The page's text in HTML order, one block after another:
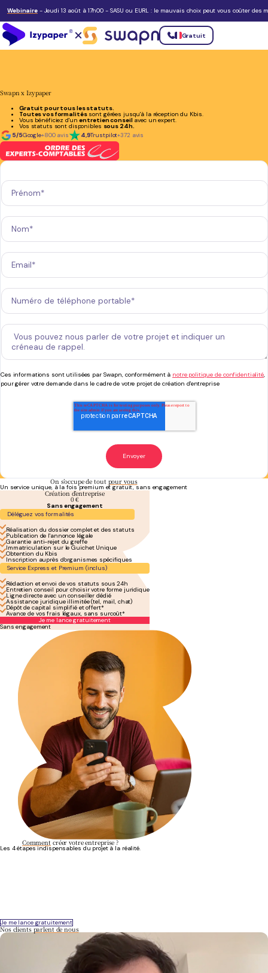
Webinaire- Jeudi 13 août à 17h00 - SASU ou EURL : le mauvais choix peut vous coûter des
Gratuit
Swapn x Izypaper
Gratuit pour tous les statuts.
Toutes vos formalitéssont gérées jusqu'à la réception du Kbis.
Vous bénéficiez d'unentretien conseilavec un expert.
Vos statuts sont disponibles sous 24h.
5/5Google+800 avis 4,9Trustpilot+372 avis
Ces informations sont utilisées par Swapn, conformément à notre politique de confidentialité,
pour gérer votre demande dans le cadre de votre projet de création d'entreprise
On s’occupe de toutpour vous
Un service unique, à la fois premium et gratuit, sans engagement
Création d’entreprise
0 €
Sans engagement
Déléguez vos formalités
Réalisation du dossier complet et des statuts
Publication de l'annonce légale
Garantie anti-rejet du greffe
Immatriculation sur le Guichet Unique
Obtention du Kbis
Inscription auprès d'organismes spécifiques
Service Express et Premium (inclus)
Rédaction et envoi de vos statuts sous 24h
Entretien conseil pour choisir votre forme juridique
Ligne directe avec un conseiller dédié
Assistance juridique illimitée (tel, mail, chat)
Dépôt de capital simplifié et offert*
Avance de vos frais légaux, sans surcoût*
Je me lance gratuitement
Sans engagement
Commentcréer votre entreprise ?
Les 4 étapes indispensables du projet à la réalité.
Je me lance gratuitement
Nos clientsparlent de nous